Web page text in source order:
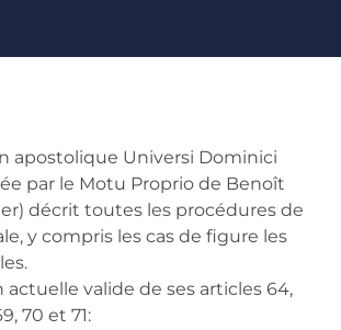
apostolique Universi Dominici
par le Motu Proprio de Benoît
décrit toutes les procédures de
y compris les cas de figure les
actuelle valide de ses articles 64,
70 et 71: